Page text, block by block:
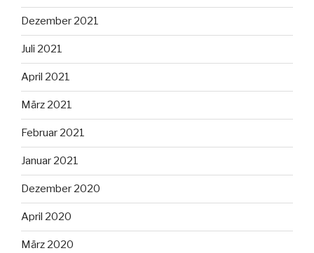
Dezember 2021
Juli 2021
April 2021
März 2021
Februar 2021
Januar 2021
Dezember 2020
April 2020
März 2020